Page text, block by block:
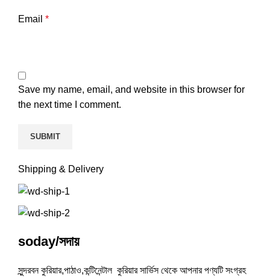
Email *
Save my name, email, and website in this browser for
the next time I comment.
Shipping & Delivery
soday/সদায়
সুন্দরবন কুরিয়ার,পাঠাও,কন্টিনেন্টাল কুরিয়ার সার্ভিস থেকে আপনার পণ্যটি সংগ্রহ